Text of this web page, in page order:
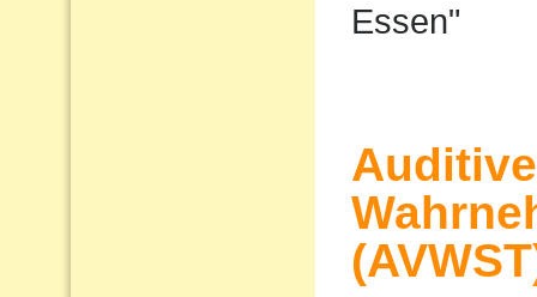
Essen"